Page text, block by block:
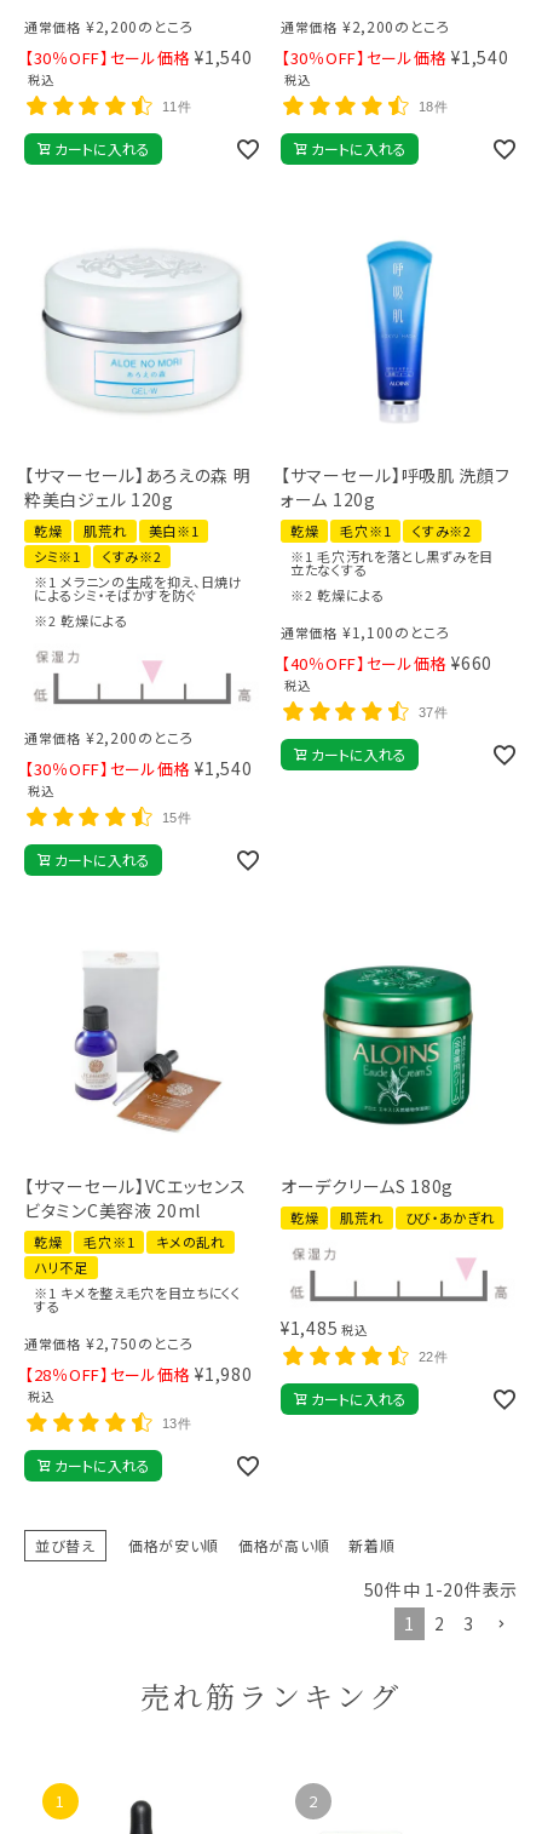
通常価格 ¥2,200のところ
【30％OFF】セール価格 ¥1,540
税込
11件
カートに入れる
通常価格 ¥2,200のところ
【30％OFF】セール価格 ¥1,540
税込
18件
カートに入れる
【サマーセール】あろえの森 明
粋美白ジェル 120g
乾燥 肌荒れ
美白※1
シミ※1
くすみ※2
※1 メラニンの生成を抑え、日焼け
によるシミ・そばかすを防ぐ
※2 乾燥による
通常価格 ¥2,200のところ
【30％OFF】セール価格 ¥1,540
税込
15件
カートに入れる
【サマーセール】呼吸肌 洗顔フ
ォーム 120g
乾燥 毛穴※1
くすみ※2
※1 毛穴汚れを落とし黒ずみを目
立たなくする
※2 乾燥による
通常価格 ¥1,100のところ
【40％OFF】セール価格 ¥660
税込
37件
カートに入れる
【サマーセール】VCエッセンス
ビタミンC美容液 20ml
乾燥 毛穴※1
キメの乱れ
ハリ不足
※1 キメを整え毛穴を目立ちにくく
する
通常価格 ¥2,750のところ
【28％OFF】セール価格 ¥1,980
税込
13件
カートに入れる
オーデクリームS 180g
乾燥 肌荒れ ひび・あかぎれ
¥1,485 税込
22件
カートに入れる
並び替え 価格が安い順 価格が高い順 新着順
50件中 1 -20件表示
1
2 3
売れ筋ランキング
1 2